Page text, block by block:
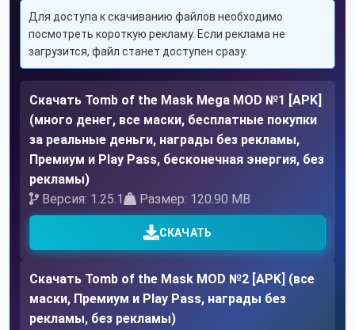
Для доступа к скачиванию файлов необходимо
посмотреть короткую рекламу. Если реклама не
загрузится, файл станет доступен сразу.
Скачать Tomb of the Mask Mega MOD №1 [APK]
(много денег, все маски, бесплатные покупки
за реальные деньги, награды без рекламы,
Премиум и Play Pass, бесконечная энергия, без
рекламы)
Версия: 1.25.1
Размер: 120.90 MB
СКАЧАТЬ
Скачать Tomb of the Mask MOD №2 [APK] (все
маски, Премиум и Play Pass, награды без
рекламы, без рекламы)